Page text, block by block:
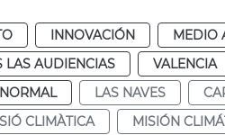
INNOVACIÓN MEDIO
LAS AUDIENCIAS VALENCIA
NORMAL LAS NAVES
CLIMÀTICA MISIÓN